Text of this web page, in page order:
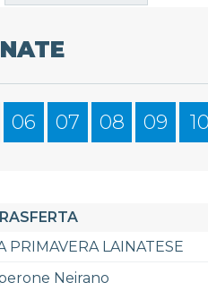
06 07 08 09 10
PRIMAVERA LAINATESE
Neirano